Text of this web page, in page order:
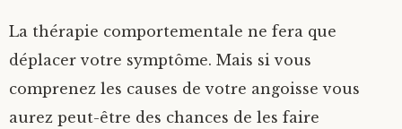
La thérapie comportementale ne fera que
déplacer votre symptôme. Mais si vous
comprenez les causes de votre angoisse vous
aurez peut-être des chances de les faire